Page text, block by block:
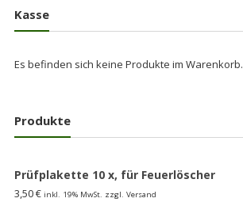
Kasse
Es befinden sich keine Produkte im Warenkorb.
Produkte
Prüfplakette 10 x, für Feuerlöscher
3,50€ inkl. 19% MwSt. zzgl. Versand